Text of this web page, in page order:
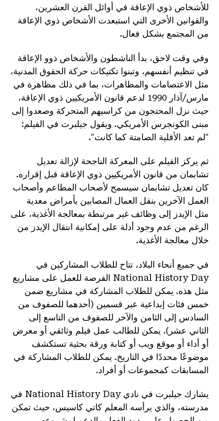
للأشخاص ذوي الإعاقة في أوائل القرن العشرين،
والقوانين الأخرى التي استبعدت الأشخاص ذوي الإعاقة
من المجتمع بشكل فعال.
وفي وقت لاحق، بدأ الناشطون والأشخاص ذوو الإعاقة
في تنظيم أنفسهم، وتبنوا تكتيكات حركة الحقوق المدنية،
مثل الاعتصامات والمظاهرات، بما في ذلك مظاهرة في
مارس/آذار 1990 لدعم قانون الأمريكيين ذوي الإعاقة،
حيث نزل المحتجون من كراسيهم المتحركة وصعدوا إلى
مبنى الكونجرس الأمريكي. ويقول جيلبرت في الفيلم:
"لم تعد الأقلية الصامتة كما كانت".
ثم يركز الفيلم على المعركة الناجحة لإزالة تعديل
تشابمان من قانون الأمريكيين ذوي الإعاقة قبل إقراره.
كان تعديل تشابمان سيسمح لأصحاب المطاعم وأصحاب
العمل الآخرين بنقل العمال المصابين بأمراض معدية
مثل الإيدز إلى وظائف غير مرتبطة بمعالجة الأغذية، على
الرغم من عدم وجود أدلة على إمكانية انتقال الإيدز من
خلال معالجة الأغذية.
في جميع أنحاء البلاد، تتاح للطلاب المشاركين في
National History Day الفرصة للعمل على مشاريع
مثل هذه. يمكن للطلاب المشاركة في مشاريع ضمن
خمس فئات إبداعية عبر قسمين (أحدهما للصفوف من
السادس إلى الثامن والآخر للصفوف من التاسع إلى
الثاني عشر). يمكن للطالب عمل فيلم وثائقي أو معرض
أو أداء أو موقع ويب أو كتابة ورقة بحثية تستكشف
موضوعًا محددًا في التاريخ. يمكن للطلاب المشاركة في
المسابقات كمجموعات أو أفراد.
يشارك جيلبرت في نادي National History Day في
مدرسته، والذي يرأسه المعلم كاتي كاسيس، حيث تمكن